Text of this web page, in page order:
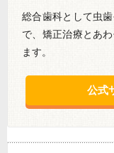
総合歯科として虫
で、矯正治療とあ
ます。
公式